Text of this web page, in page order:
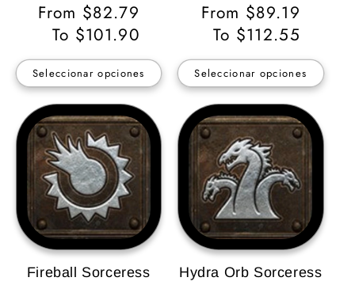
Precio
habitual
From $82.79
To $101.90
Seleccionar opciones
Precio
habitual
From $89.19
To $112.55
Seleccionar opciones
Fireball Sorceress Hydra Orb Sorceress